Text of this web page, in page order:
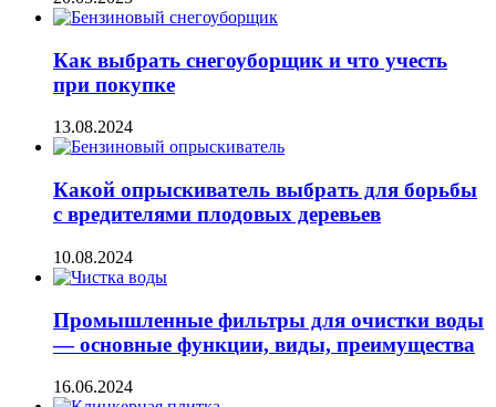
Как выбрать снегоуборщик и что учесть
при покупке
13.08.2024
Какой опрыскиватель выбрать для борьбы
с вредителями плодовых деревьев
10.08.2024
Промышленные фильтры для очистки воды
— основные функции, виды, преимущества
16.06.2024